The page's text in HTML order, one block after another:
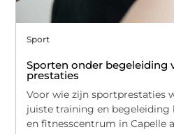
Sport
Sporten onder begeleiding
prestaties
Voor wie zijn sportprestaties
juiste training en begeleiding
en fitnesscentrum in Capelle